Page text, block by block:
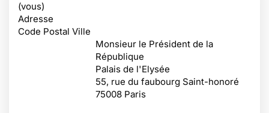
(vous)
Adresse
Code Postal Ville
Monsieur le Président de la
République
Palais de l'Elysée
55, rue du faubourg Saint-honoré
75008 Paris